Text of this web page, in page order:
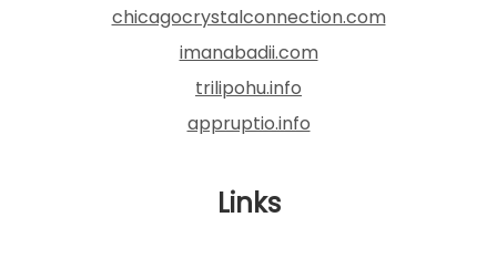
chicagocrystalconnection.com
imanabadii.com
trilipohu.info
appruptio.info
Links